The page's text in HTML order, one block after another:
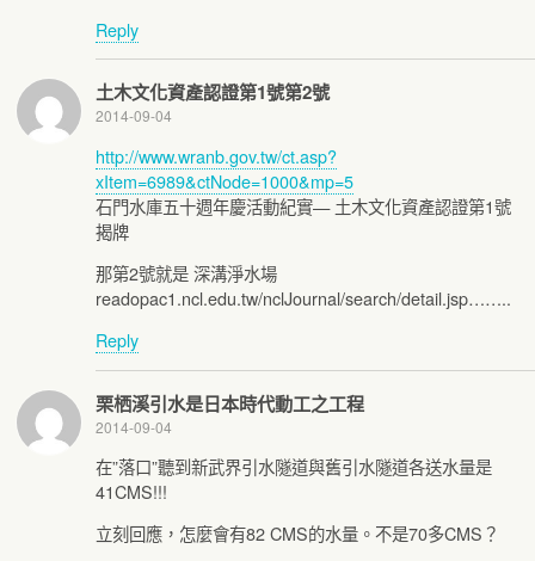
Reply
土木文化資產認證第1號第2號
2014-09-04
http://www.wranb.gov.tw/ct.asp?
xItem=6989&ctNode=1000&mp=5
石門水庫五十週年慶活動紀實— 土木文化資產認證第1號
揭牌
那第2號就是 深溝淨水場
readopac1.ncl.edu.tw/nclJournal/search/detail.jsp……..
Reply
栗栖溪引水是日本時代動工之工程
2014-09-04
在”落口”聽到新武界引水隧道與舊引水隧道各送水量是
41CMS!!!
立刻回應，怎麼會有82 CMS的水量。不是70多CMS？